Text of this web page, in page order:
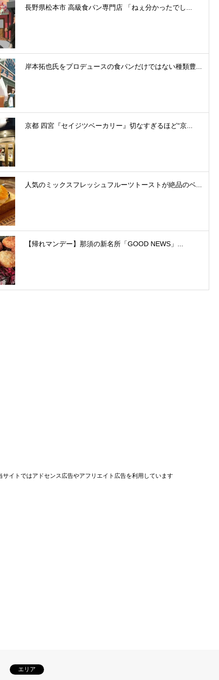
長野県松本市 高級食パン専門店 「ねぇ分かったでし...
岸本拓也氏をプロデュースの食パンだけではない種類豊...
京都 四宮『セイジツベーカリー』切なすぎるほど“京...
人気のミックスフレッシュフルーツトーストが絶品のベ...
【帰れマンデー】那須の新名所「GOOD NEWS」...
サイトではアドセンス広告やアフリエイト広告を利用しています
エリア